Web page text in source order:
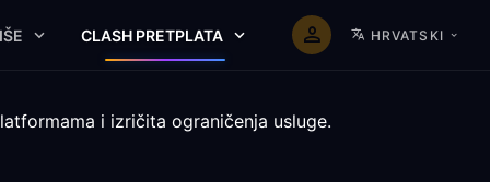
CLASH PRETPLATA HRVATSKI
i izričita ograničenja usluge.